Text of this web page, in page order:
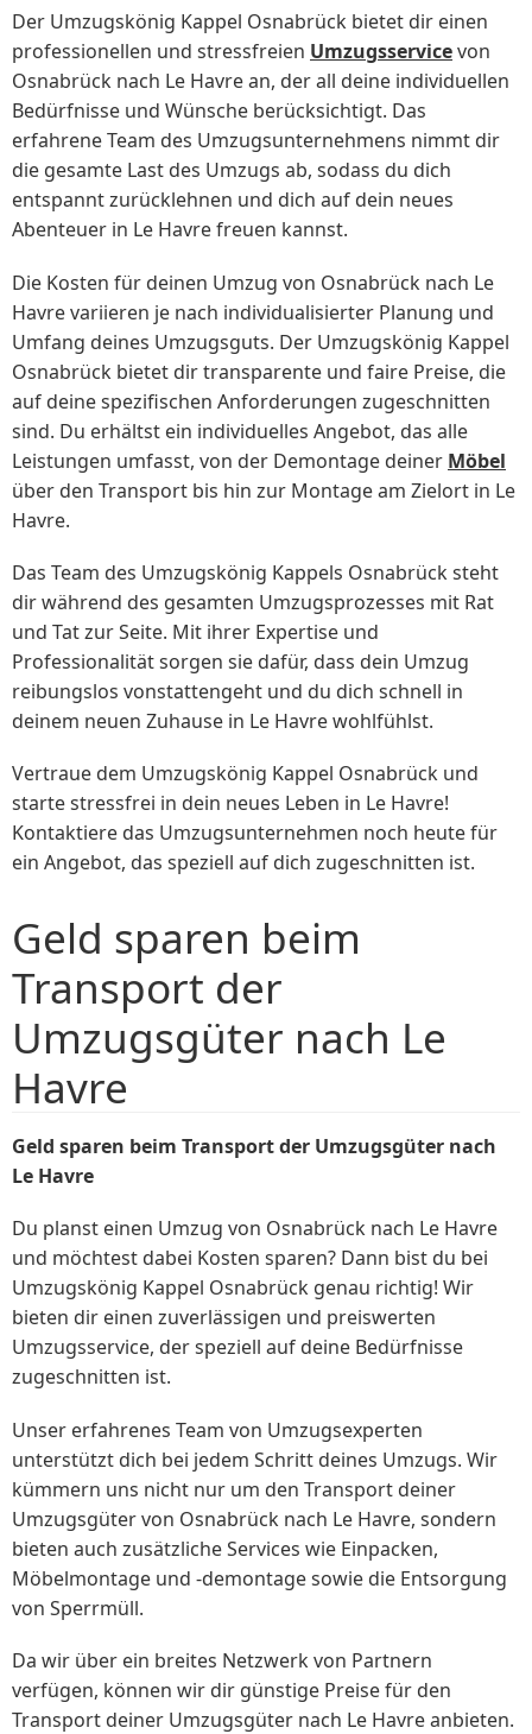
Der Umzugskönig Kappel Osnabrück bietet dir einen
professionellen und stressfreien Umzugsservicevon
Osnabrück nach Le Havre an, der all deine individuellen
Bedürfnisse und Wünsche berücksichtigt. Das
erfahrene Team des Umzugsunternehmens nimmt dir
die gesamte Last des Umzugs ab, sodass du dich
entspannt zurücklehnen und dich auf dein neues
Abenteuer in Le Havre freuen kannst.
Die Kosten für deinen Umzug von Osnabrück nach Le
Havre variieren je nach individualisierter Planung und
Umfang deines Umzugsguts. Der Umzugskönig Kappel
Osnabrück bietet dir transparente und faire Preise, die
auf deine spezifischen Anforderungen zugeschnitten
sind. Du erhältst ein individuelles Angebot, das alle
Leistungen umfasst, von der Demontage deiner Möbel
über den Transport bis hin zur Montage am Zielort in Le
Havre.
Das Team des Umzugskönig Kappels Osnabrück steht
dir während des gesamten Umzugsprozesses mit Rat
und Tat zur Seite. Mit ihrer Expertise und
Professionalität sorgen sie dafür, dass dein Umzug
reibungslos vonstattengeht und du dich schnell in
deinem neuen Zuhause in Le Havre wohlfühlst.
Vertraue dem Umzugskönig Kappel Osnabrück und
starte stressfrei in dein neues Leben in Le Havre!
Kontaktiere das Umzugsunternehmen noch heute für
ein Angebot, das speziell auf dich zugeschnitten ist.
Geld sparen beim
Transport der
Umzugsgüter nach Le
Havre
Geld sparen beim Transport der Umzugsgüter nach
Le Havre
Du planst einen Umzug von Osnabrück nach Le Havre
und möchtest dabei Kosten sparen? Dann bist du bei
Umzugskönig Kappel Osnabrück genau richtig! Wir
bieten dir einen zuverlässigen und preiswerten
Umzugsservice, der speziell auf deine Bedürfnisse
zugeschnitten ist.
Unser erfahrenes Team von Umzugsexperten
unterstützt dich bei jedem Schritt deines Umzugs. Wir
kümmern uns nicht nur um den Transport deiner
Umzugsgüter von Osnabrück nach Le Havre, sondern
bieten auch zusätzliche Services wie Einpacken,
Möbelmontage und -demontage sowie die Entsorgung
von Sperrmüll.
Da wir über ein breites Netzwerk von Partnern
verfügen, können wir dir günstige Preise für den
Transport deiner Umzugsgüter nach Le Havre anbieten.